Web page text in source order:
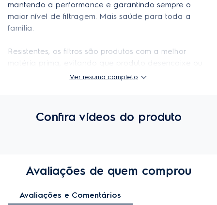
mantendo a performance e garantindo sempre o
maior nível de filtragem. Mais saúde para toda a
família.
Resistentes, os filtros são produtos com a melhor
matéria prima, evitando que produto desencaixe ou
até mesmo danifique o aspirador Electrolux.
Sistema de Tripla Filtragem:
Resistentes:
evitando que o produto desencaixe ou até mesmo
Ver resumo completo
Confira vídeos do produto
Avaliações de quem comprou
Avaliações e Comentários